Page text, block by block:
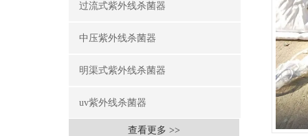
过流式紫外线杀菌器
中压紫外线杀菌器
明渠式紫外线杀菌器
uv紫外线杀菌器
查看更多 >>